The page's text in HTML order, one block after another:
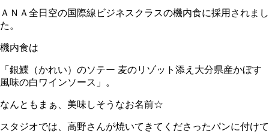
ＡＮＡ全日空の国際線ビジネスクラスの機内食に採用されまし
た。
機内食は
「銀鰈（かれい）のソテー 麦のリゾット添え大分県産かぼす
風味の白ワインソース」。
なんともまぁ、美味しそうなお名前☆
スタジオでは、高野さんが焼いてきてくださったパンに付けて